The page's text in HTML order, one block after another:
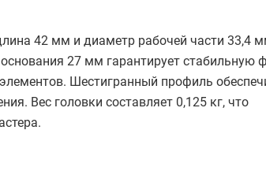
42 мм и диаметр рабочей части 33,4
27 мм гарантирует стабильную
Шестигранный профиль
Вес головки составляет 0,125 кг, что